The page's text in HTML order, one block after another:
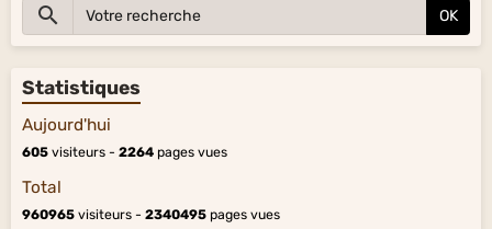
OK
Statistiques
Aujourd'hui
605 visiteurs - 2264 pages vues
Total
960965 visiteurs - 2340495 pages vues